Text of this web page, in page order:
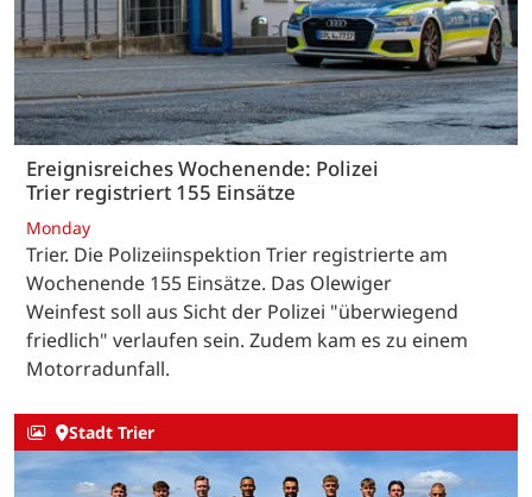
Ereignisreiches Wochenende: Polizei
Trier registriert 155 Einsätze
Monday
Trier. Die Polizeiinspektion Trier registrierte am
Wochenende 155 Einsätze. Das Olewiger
Weinfest soll aus Sicht der Polizei "überwiegend
friedlich" verlaufen sein. Zudem kam es zu einem
Motorradunfall.
Stadt Trier